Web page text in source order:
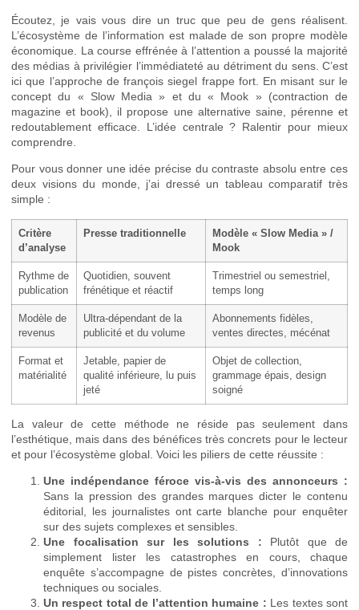
Écoutez, je vais vous dire un truc que peu de gens réalisent.
L’écosystème de l’information est malade de son propre modèle
économique. La course effrénée à l’attention a poussé la majorité
des médias à privilégier l’immédiateté au détriment du sens. C’est
ici que l’approche de françois siegel frappe fort. En misant sur le
concept du « Slow Media » et du « Mook » (contraction de
magazine et book), il propose une alternative saine, pérenne et
redoutablement efficace. L’idée centrale ? Ralentir pour mieux
comprendre.
Pour vous donner une idée précise du contraste absolu entre ces
deux visions du monde, j’ai dressé un tableau comparatif très
simple :
Critère
d’analyse
Presse traditionnelle
Modèle « Slow Media » /
Mook
Rythme de
publication
Quotidien, souvent
frénétique et réactif
Trimestriel ou semestriel,
temps long
Modèle de
revenus
Ultra-dépendant de la
publicité et du volume
Abonnements fidèles,
ventes directes, mécénat
Format et
matérialité
Jetable, papier de
qualité inférieure, lu puis
jeté
Objet de collection,
grammage épais, design
soigné
La valeur de cette méthode ne réside pas seulement dans
l’esthétique, mais dans des bénéfices très concrets pour le lecteur
et pour l’écosystème global. Voici les piliers de cette réussite :
Une indépendance féroce vis-à-vis des annonceurs :
Sans la pression des grandes marques dicter le contenu
éditorial, les journalistes ont carte blanche pour enquêter
sur des sujets complexes et sensibles.
Une focalisation sur les solutions : Plutôt que de
simplement lister les catastrophes en cours, chaque
enquête s’accompagne de pistes concrètes, d’innovations
techniques ou sociales.
Un respect total de l’attention humaine : Les textes sont